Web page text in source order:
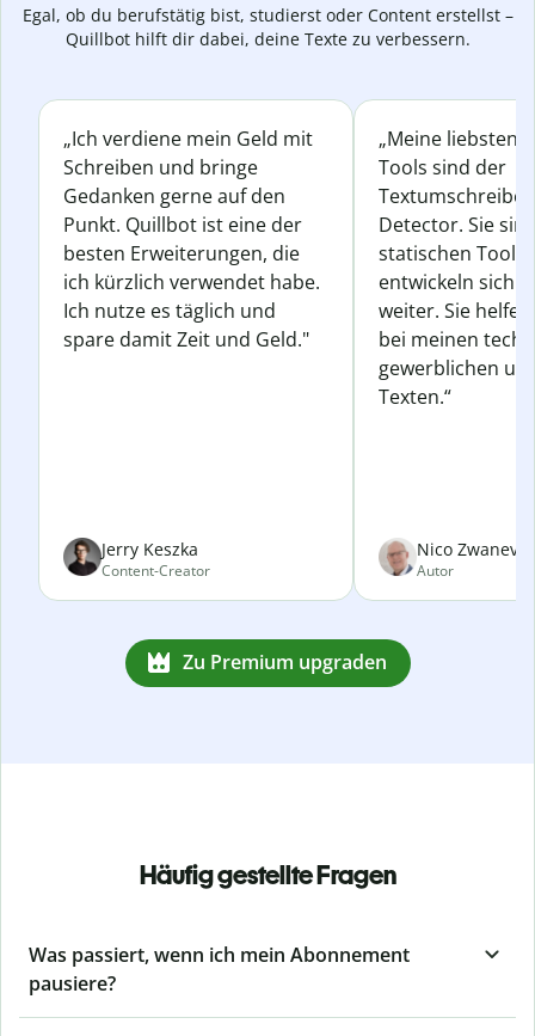
Egal, ob du berufstätig bist, studierst oder Content erstellst –
Quillbot hilft dir dabei, deine Texte zu verbessern.
„Ich verdiene mein Geld mit
Schreiben und bringe
Gedanken gerne auf den
Punkt. Quillbot ist eine der
besten Erweiterungen, die
ich kürzlich verwendet habe.
Ich nutze es täglich und
spare damit Zeit und Geld."
Jerry Keszka
Content-Creator
„Meine liebsten
Tools sind der
Detector. Sie
statischen
entwickeln sich
weiter. Sie
bei meinen
gewerblichen
Texten.“
Nico
Autor
Zu Premium upgraden
Häufig gestellte Fragen
Was passiert, wenn ich mein Abonnement
pausiere?